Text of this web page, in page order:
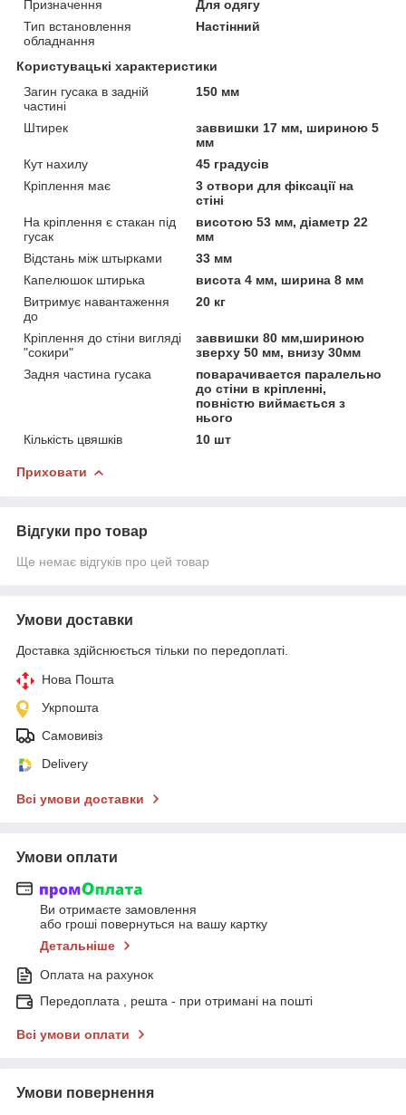
Призначення
Для одягу
Тип встановлення
обладнання
Настінний
Користувацькi характеристики
Загин гусака в задній
частині
150 мм
Штирек
заввишки 17 мм, шириною 5
мм
Кут нахилу
45 градусів
Кріплення має
3 отвори для фіксації на
стіні
На кріплення є стакан під
гусак
висотою 53 мм, діаметр 22
мм
Відстань між штырками
33 мм
Капелюшок штирька
висота 4 мм, ширина 8 мм
Витримує навантаження
до
20 кг
Кріплення до стіни вигляді
"сокири"
заввишки 80 мм,шириною
зверху 50 мм, внизу 30мм
Задня частина гусака
поварачивается паралельно
до стіни в кріпленні,
повністю виймається з
нього
Кількість цвяшків
10 шт
Приховати
Відгуки про товар
Ще немає відгуків про цей товар
Умови доставки
Доставка здійснюється тільки по передоплаті.
Нова Пошта
Укрпошта
Самовивіз
Delivery
Всі умови доставки
Умови оплати
Ви отримаєте замовлення
або гроші повернуться на вашу картку
Детальніше
Оплата на рахунок
Передоплата , решта - при отримані на пошті
Всі умови оплати
Умови повернення